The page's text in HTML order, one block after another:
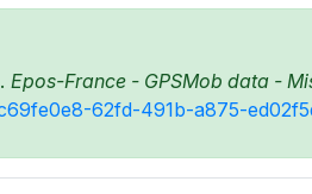
Epos-France - GPSMob data -
62fd-491b-a875-